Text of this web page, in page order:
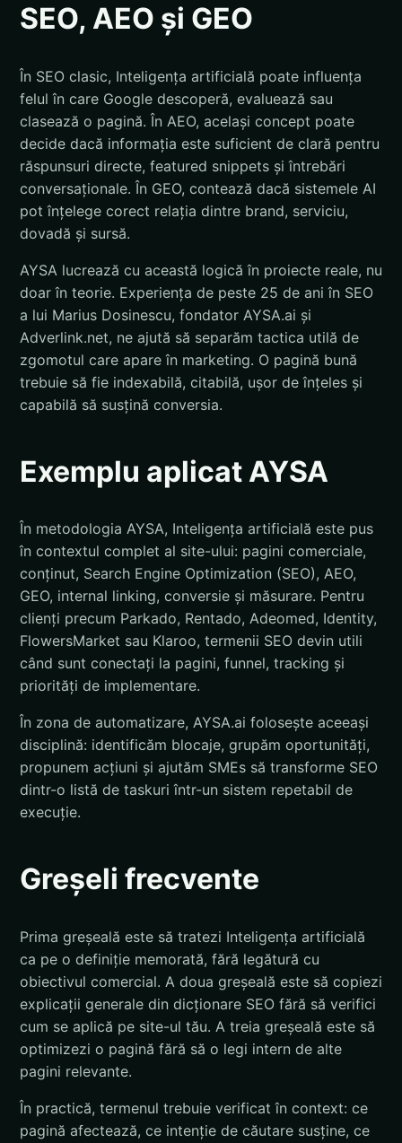
SEO, AEO și GEO
În SEO clasic, Inteligența artificială poate influența
felul în care Google descoperă, evaluează sau
clasează o pagină. În AEO, același concept poate
decide dacă informația este suficient de clară pentru
răspunsuri directe, featured snippets și întrebări
conversaționale. În GEO, contează dacă sistemele AI
pot înțelege corect relația dintre brand, serviciu,
dovadă și sursă.
AYSA lucrează cu această logică în proiecte reale, nu
doar în teorie. Experiența de peste 25 de ani în SEO
a lui Marius Dosinescu, fondator AYSA.ai și
Adverlink.net, ne ajută să separăm tactica utilă de
zgomotul care apare în marketing. O pagină bună
trebuie să fie indexabilă, citabilă, ușor de înțeles și
capabilă să susțină conversia.
Exemplu aplicat AYSA
În metodologia AYSA, Inteligența artificială este pus
în contextul complet al site-ului: pagini comerciale,
conținut, Search Engine Optimization (SEO), AEO,
GEO, internal linking, conversie și măsurare. Pentru
clienți precum Parkado, Rentado, Adeomed, Identity,
FlowersMarket sau Klaroo, termenii SEO devin utili
când sunt conectați la pagini, funnel, tracking și
priorități de implementare.
În zona de automatizare, AYSA.ai folosește aceeași
disciplină: identificăm blocaje, grupăm oportunități,
propunem acțiuni și ajutăm SMEs să transforme SEO
dintr-o listă de taskuri într-un sistem repetabil de
execuție.
Greșeli frecvente
Prima greșeală este să tratezi Inteligența artificială
ca pe o definiție memorată, fără legătură cu
obiectivul comercial. A doua greșeală este să copiezi
explicații generale din dicționare SEO fără să verifici
cum se aplică pe site-ul tău. A treia greșeală este să
optimizezi o pagină fără să o legi intern de alte
pagini relevante.
În practică, termenul trebuie verificat în context: ce
pagină afectează, ce intenție de căutare susține, ce